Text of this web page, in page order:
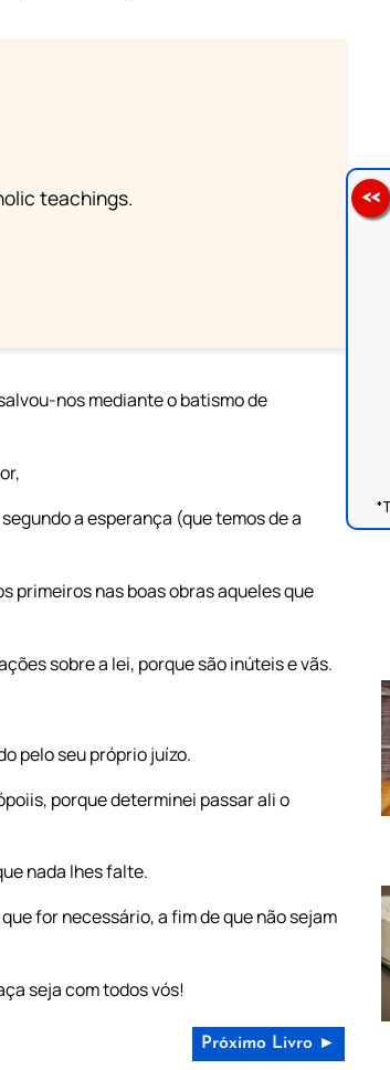
teachings.
nos mediante o batismo de
a esperança (que temos de a
primeiros nas boas obras aqueles que
sobre a lei, porque são inúteis e vãs.
pelo seu próprio juízo.
porque determinei passar ali o
nada lhes falte.
for necessário, a fim de que não sejam
seja com todos vós!
Próximo Livro ►
<<